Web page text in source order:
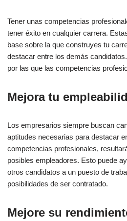
FAQs
Otras referencias:
Tener unas competencias
tener éxito en cualquier carrera.
base sobre la que construyes tu
destacar entre los demás
por las que las competencias
Mejora tu
Los empresarios siempre buscan
aptitudes necesarias para destacar
competencias profesionales,
posibles empleadores. Esto puede
otros candidatos a un puesto de
posibilidades de ser contratado.
Mejore su